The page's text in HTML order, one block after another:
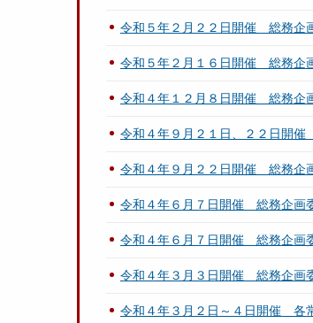
令和５年２月２２日開催 総務企
令和５年２月１６日開催 総務企
令和４年１２月８日開催 総務企
令和４年９月２１日、２２日開
令和４年９月２２日開催 総務企
令和４年６月７日開催 総務企画
令和４年６月７日開催 総務企画
令和４年３月３日開催 総務企画
令和４年３月２日～４日開催 各